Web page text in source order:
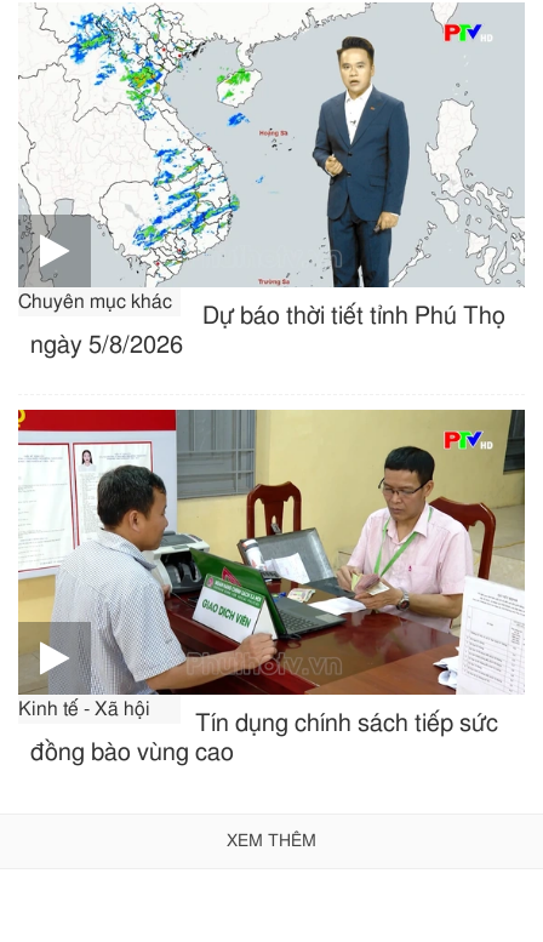
Chuyên mục khác
Dự báo thời tiết tỉnh Phú Thọ
ngày 5/8/2026
Kinh tế - Xã hội
Tín dụng chính sách tiếp sức
đồng bào vùng cao
XEM THÊM